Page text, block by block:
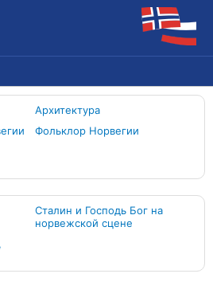
Архитектура
Фольклор Норвегии
Сталин и Господь Бог на
норвежской сцене